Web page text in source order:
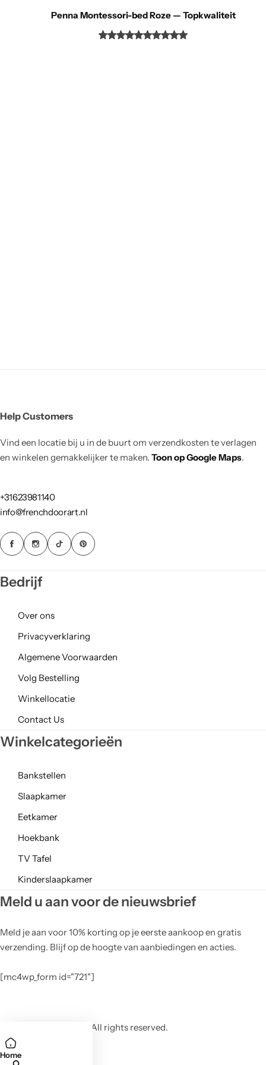
Penna Montessori-bed Roze — Topkwaliteit
Help Customers
Vind een locatie bij u in de buurt om verzendkosten te verlagen
en winkelen gemakkelijker te maken. Toon op Google Maps.
+31623981140
info@frenchdoorart.nl
Bedrijf
Over ons
Privacyverklaring
Algemene Voorwaarden
Volg Bestelling
Winkellocatie
Contact Us
Winkelcategorieën
Bankstellen
Slaapkamer
Eetkamer
Hoekbank
TV Tafel
Kinderslaapkamer
Meld u aan voor de nieuwsbrief
Meld je aan voor 10% korting op je eerste aankoop en gratis
verzending. Blijf op de hoogte van aanbiedingen en acties.
[mc4wp_form id="721"]
© 2026 Glozin store. All rights reserved.
Home